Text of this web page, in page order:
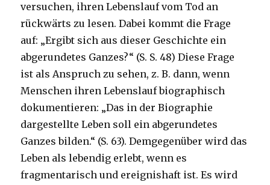
versuchen, ihren Lebenslauf vom Tod an
rückwärts zu lesen. Dabei kommt die Frage
auf: „Ergibt sich aus dieser Geschichte ein
abgerundetes Ganzes?“ (S. S. 48) Diese Frage
ist als Anspruch zu sehen, z. B. dann, wenn
Menschen ihren Lebenslauf biographisch
dokumentieren: „Das in der Biographie
dargestellte Leben soll ein abgerundetes
Ganzes bilden.“ (S. 63). Demgegenüber wird das
Leben als lebendig erlebt, wenn es
fragmentarisch und ereignishaft ist. Es wird